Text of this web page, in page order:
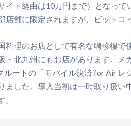
イト経由は10万円まで）となっ
店舗に限定されますが、ビットコ
料理のお店として有名な聘珍樓で
・北九州にもお店があります。メ
ルートの「モバイル決済 for Air レ
ました。導入当初は一時取り扱い